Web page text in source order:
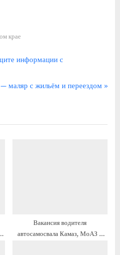
крае
информации с
маляр с жильём и переездом
Вакансия водителя
автосамосвала Камаз, МоАЗ с